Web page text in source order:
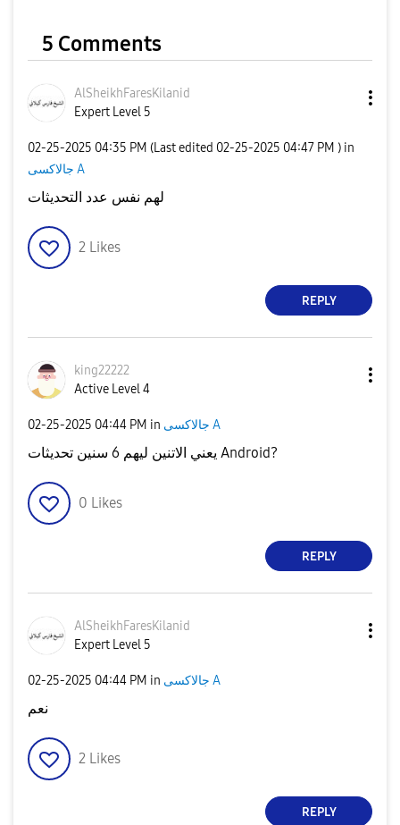
5 Comments
AlSheikhFaresKilanid
Expert Level 5
‎02-25-2025 04:35 PM (Last edited ‎02-25-2025 04:47 PM ) in
جالاكسى A
لهم نفس عدد التحديثات
2 Likes
REPLY
king22222
Active Level 4
‎02-25-2025 04:44 PM in جالاكسى A
يعني الاتنين ليهم 6 سنين تحديثات Android?
0 Likes
REPLY
AlSheikhFaresKilanid
Expert Level 5
‎02-25-2025 04:44 PM in جالاكسى A
نعم
2 Likes
REPLY